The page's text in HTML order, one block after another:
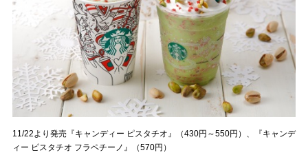
11/22より発売『キャンディー ピスタチオ』（430円～550円）、『キャンデ
ィー ピスタチオ フラペチーノ』（570円）